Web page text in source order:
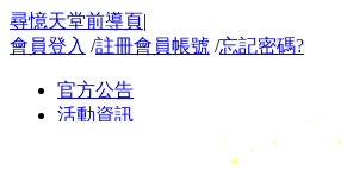
尋憶天堂前導頁|
會員登入 /註冊會員帳號 /忘記密碼?